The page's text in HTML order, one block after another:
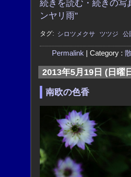
続きを読む・続きの写
ンヤリ雨"
タグ: シロツメクサ ツツジ 公
Permalink | Category :
2013年5月19日 (日曜
南欧の色香